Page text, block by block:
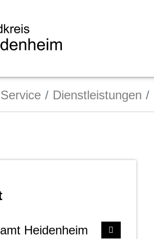
Service Dienstleistungen
Heidenheim